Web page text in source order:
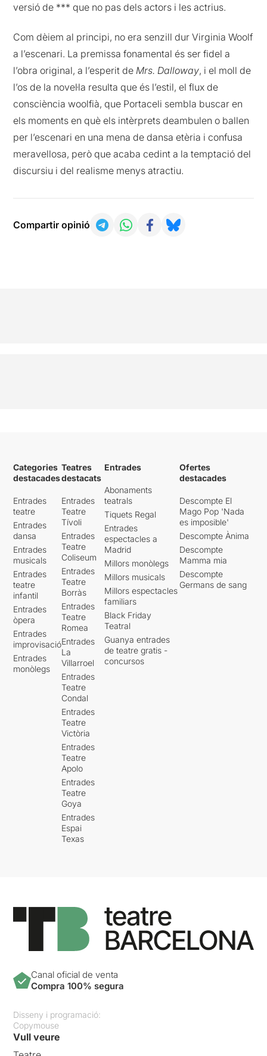
versió de *** que no pas dels actors i les actrius.
Com dèiem al principi, no era senzill dur Virginia Woolf
a l’escenari. La premissa fonamental és ser fidel a
l’obra original, a l’esperit deMrs. Dalloway, i el moll de
l’os de la novel·la resulta que és l’estil, el flux de
consciència woolfià, que Portaceli sembla buscar en
els moments en què els intèrprets deambulen o ballen
per l’escenari en una mena de dansa etèria i confusa
meravellosa, però que acaba cedint a la temptació del
discursiu i del realisme menys atractiu.
Compartir opinió
Categories
destacades
Entrades
teatre
Entrades
dansa
Entrades
musicals
Entrades
teatre
infantil
Entrades
òpera
Entrades
improvisació
Entrades
monòlegs
Teatres
destacats
Entrades
Teatre
Tívoli
Entrades
Teatre
Coliseum
Entrades
Teatre
Borràs
Entrades
Teatre
Romea
Entrades
La
Villarroel
Entrades
Teatre
Condal
Entrades
Teatre
Victòria
Entrades
Teatre
Apolo
Entrades
Teatre
Goya
Entrades
Espai
Texas
Entrades
Abonaments
teatrals
Tiquets Regal
Entrades
espectacles a
Madrid
Millors monòlegs
Millors musicals
Millors espectacles
familiars
Black Friday
Teatral
Guanya entrades
de teatre gratis -
concursos
Ofertes
destacades
Descompte El
Mago Pop 'Nada
es imposible'
Descompte Ànima
Descompte
Mamma mia
Descompte
Germans de sang
Canal oficial de venta
Compra 100% segura
Disseny i programació:
Copymouse
Vull veure